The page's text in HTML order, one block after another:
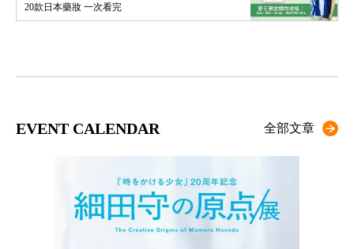
20款日本藥妝 一次看完
EVENT CALENDAR 全部文章